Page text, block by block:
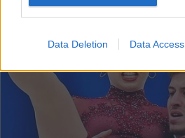
Data Deletion Data Access